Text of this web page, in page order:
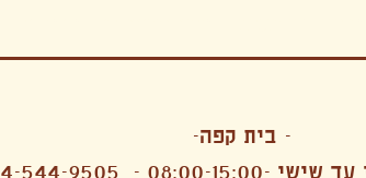
- בית קפה-
-08:00-15:00 -
544-9505